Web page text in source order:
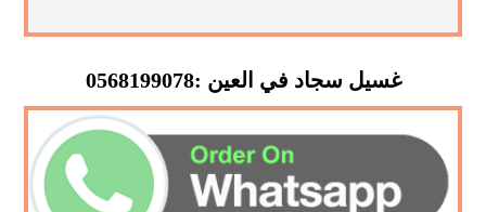
غسيل سجاد في العين :0568199078